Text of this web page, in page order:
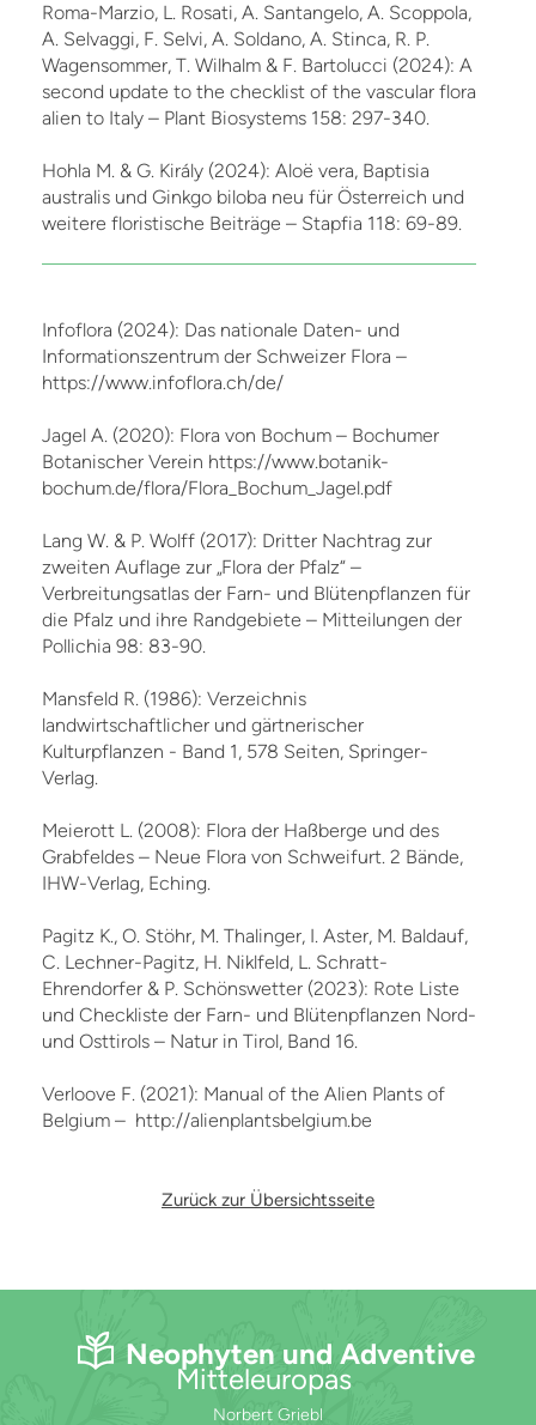
Roma-Marzio, L. Rosati, A. Santangelo, A. Scoppola,
A. Selvaggi, F. Selvi, A. Soldano, A. Stinca, R. P.
Wagensommer, T. Wilhalm & F. Bartolucci (2024): A
second update to the checklist of the vascular flora
alien to Italy – Plant Biosystems 158: 297-340.
Hohla M. & G. Király (2024): Aloë vera, Baptisia
australis und Ginkgo biloba neu für Österreich und
weitere floristische Beiträge – Stapfia 118: 69-89.
Infoflora (2024): Das nationale Daten- und
Informationszentrum der Schweizer Flora –
https://www.infoflora.ch/de/
Jagel A. (2020): Flora von Bochum – Bochumer
Botanischer Verein https://www.botanik-
bochum.de/flora/Flora_Bochum_Jagel.pdf
Lang W. & P. Wolff (2017): Dritter Nachtrag zur
zweiten Auflage zur „Flora der Pfalz“ –
Verbreitungsatlas der Farn- und Blütenpflanzen für
die Pfalz und ihre Randgebiete – Mitteilungen der
Pollichia 98: 83-90.
Mansfeld R. (1986): Verzeichnis
landwirtschaftlicher und gärtnerischer
Kulturpflanzen - Band 1, 578 Seiten, Springer-
Verlag.
Meierott L. (2008): Flora der Haßberge und des
Grabfeldes – Neue Flora von Schweifurt. 2 Bände,
IHW-Verlag, Eching.
Pagitz K., O. Stöhr, M. Thalinger, I. Aster, M. Baldauf,
C. Lechner-Pagitz, H. Niklfeld, L. Schratt-
Ehrendorfer & P. Schönswetter (2023): Rote Liste
und Checkliste der Farn- und Blütenpflanzen Nord-
und Osttirols – Natur in Tirol, Band 16.
Verloove F. (2021): Manual of the Alien Plants of
Belgium – http://alienplantsbelgium.be
Zurück zur Übersichtsseite
Neophyten und Adventive
Mitteleuropas
Norbert Griebl